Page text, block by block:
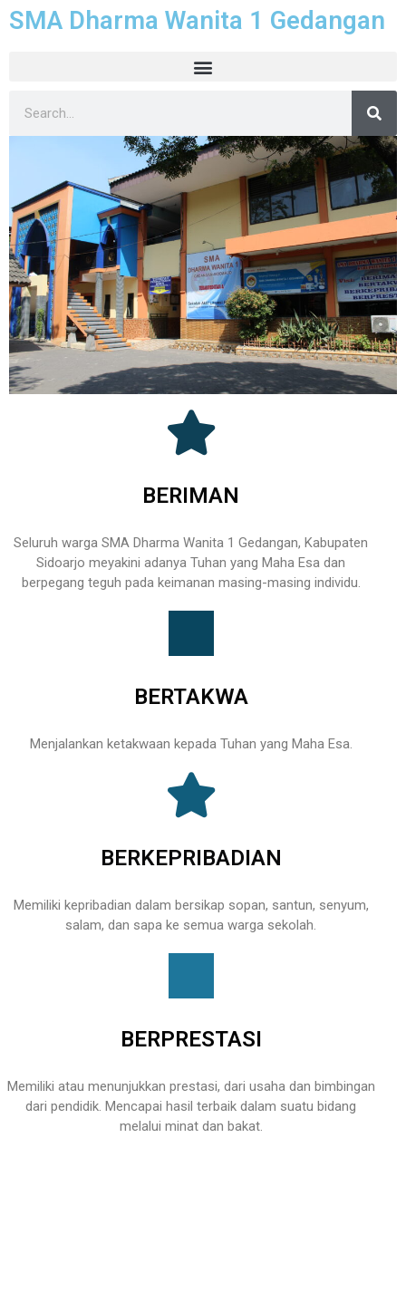
SMA Dharma Wanita 1 Gedangan
BERIMAN
Seluruh warga SMA Dharma Wanita 1 Gedangan, Kabupaten
Sidoarjo meyakini adanya Tuhan yang Maha Esa dan
berpegang teguh pada keimanan masing-masing individu.
BERTAKWA
Menjalankan ketakwaan kepada Tuhan yang Maha Esa.
BERKEPRIBADIAN
Memiliki kepribadian dalam bersikap sopan, santun, senyum,
salam, dan sapa ke semua warga sekolah.
BERPRESTASI
Memiliki atau menunjukkan prestasi, dari usaha dan bimbingan
dari pendidik. Mencapai hasil terbaik dalam suatu bidang
melalui minat dan bakat.